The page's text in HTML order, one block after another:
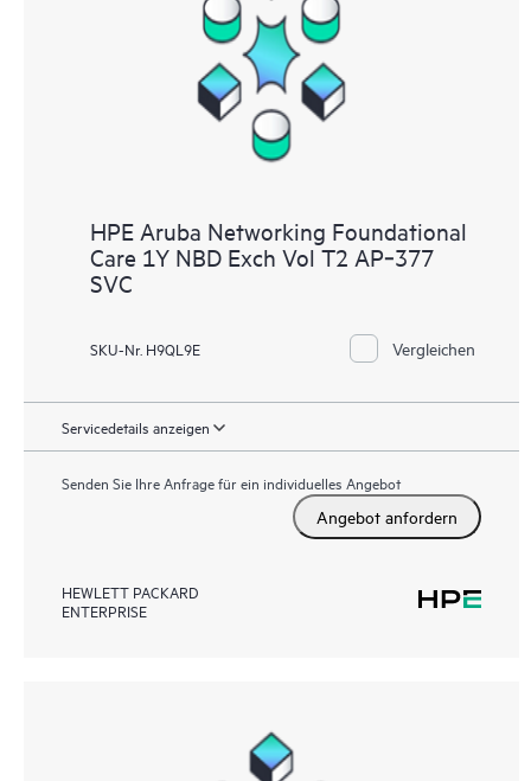
Supportinformationen, sodass jeder Ihrer IT-Mitarbeiter
kommerziell verfügbare, wichtige Informationen lokalisieren
HPE Aruba Networking Foundational
Care 1Y NBD Exch Vol T2 AP‑377
SVC
SKU-Nr. H9QL9E Vergleichen
Servicedetails anzeigen
Senden Sie Ihre Anfrage für ein individuelles Angebot
Angebot anfordern
HEWLETT PACKARD
ENTERPRISE